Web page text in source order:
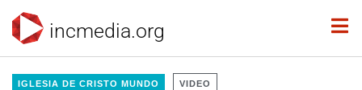
incmedia.org
IGLESIA DE CRISTO MUNDO VIDEO